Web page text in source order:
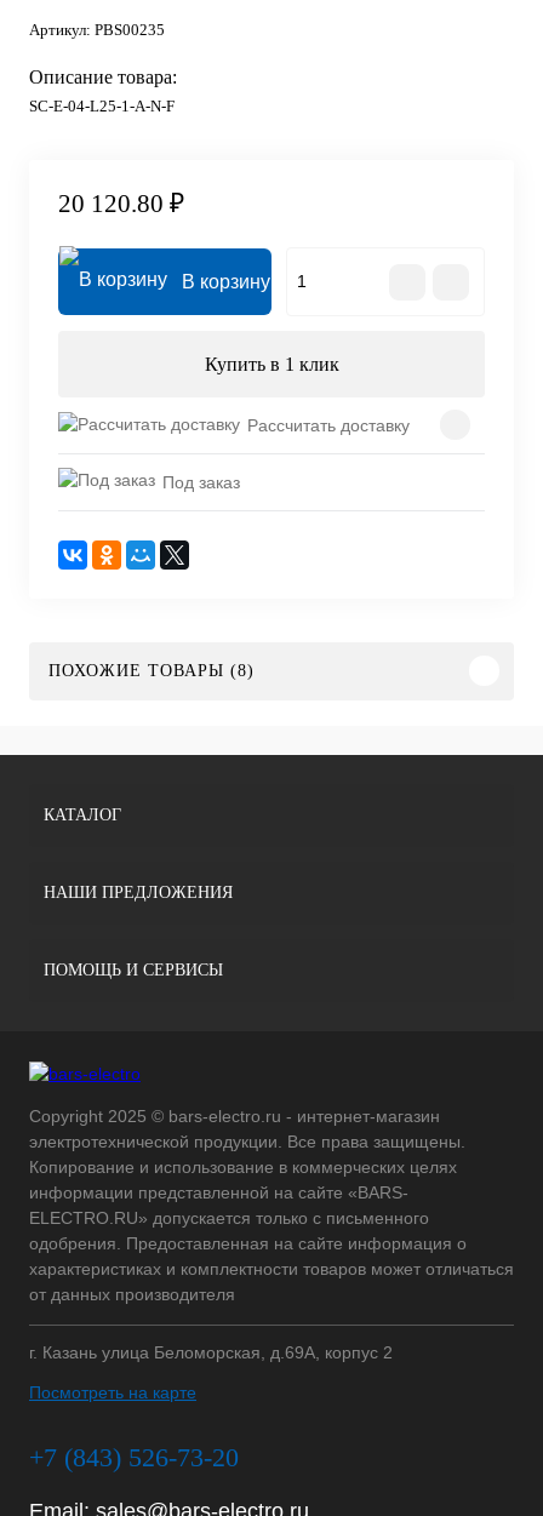
Артикул: PBS00235
Описание товара:
SC-E-04-L25-1-A-N-F
20 120.80 ₽
В корзину
Купить в 1 клик
Рассчитать доставку
Под заказ
ПОХОЖИЕ ТОВАРЫ (8)
КАТАЛОГ
НАШИ ПРЕДЛОЖЕНИЯ
ПОМОЩЬ И СЕРВИСЫ
Copyright 2025 © bars-electro.ru - интернет-магазин
электротехнической продукции. Все права защищены.
Копирование и использование в коммерческих целях
информации представленной на сайте «BARS-
ELECTRO.RU» допускается только с письменного
одобрения. Предоставленная на сайте информация о
характеристиках и комплектности товаров может отличаться
от данных производителя
г. Казань улица Беломорская, д.69А, корпус 2
Посмотреть на карте
+7 (843) 526-73-20
Email: sales@bars-electro.ru